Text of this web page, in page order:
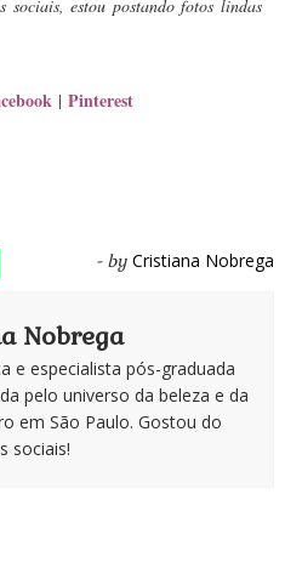
sociais, estou postando fotos lindas
|Pinterest
- by Cristiana Nobrega
Nobrega
e especialista pós-graduada
pelo universo da beleza e da
em São Paulo. Gostou do
sociais!